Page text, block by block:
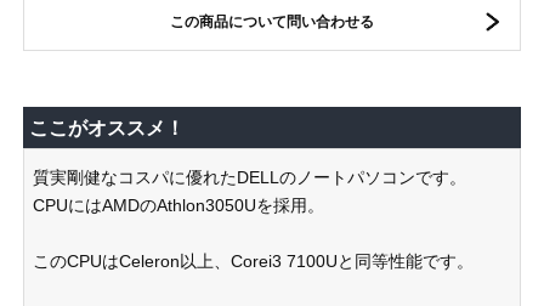
この商品について問い合わせる
ここがオススメ！
質実剛健なコスパに優れたDELLのノートパソコンです。
CPUにはAMDのAthlon3050Uを採用。
このCPUはCeleron以上、Corei3 7100Uと同等性能です。